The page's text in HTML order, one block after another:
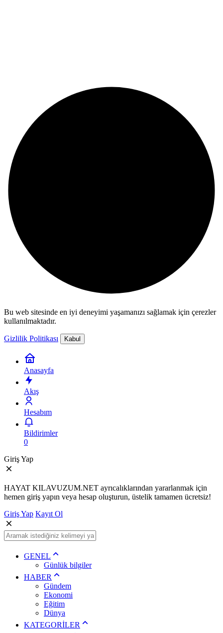
Bu web sitesinde en iyi deneyimi yaşamanızı sağlamak için çerezler
kullanılmaktadır.
Gizlilik Politikası Kabul
Anasayfa
Akış
Hesabım
Bildirimler
0
Giriş Yap
HAYAT KILAVUZUM.NET ayrıcalıklarından yararlanmak için
hemen giriş yapın veya hesap oluşturun, üstelik tamamen ücretsiz!
Giriş Yap Kayıt Ol
GENEL
Günlük bilgiler
HABER
Gündem
Ekonomi
Eğitim
Dünya
KATEGORİLER